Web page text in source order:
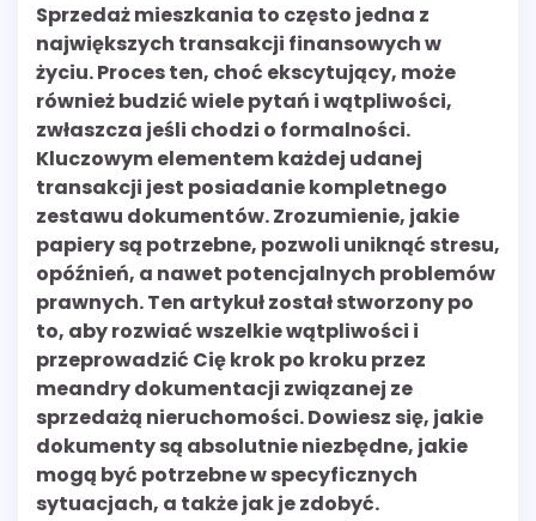
Sprzedaż mieszkania to często jedna z
największych transakcji finansowych w
życiu. Proces ten, choć ekscytujący, może
również budzić wiele pytań i wątpliwości,
zwłaszcza jeśli chodzi o formalności.
Kluczowym elementem każdej udanej
transakcji jest posiadanie kompletnego
zestawu dokumentów. Zrozumienie, jakie
papiery są potrzebne, pozwoli uniknąć stresu,
opóźnień, a nawet potencjalnych problemów
prawnych. Ten artykuł został stworzony po
to, aby rozwiać wszelkie wątpliwości i
przeprowadzić Cię krok po kroku przez
meandry dokumentacji związanej ze
sprzedażą nieruchomości. Dowiesz się, jakie
dokumenty są absolutnie niezbędne, jakie
mogą być potrzebne w specyficznych
sytuacjach, a także jak je zdobyć.